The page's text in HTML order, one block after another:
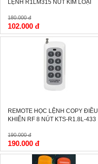
LỆNH R1LM315 NÚT KIM LOẠI
180.000 đ
102.000 đ
REMOTE HỌC LỆNH COPY ĐIỀU
KHIỂN RF 8 NÚT KTS-R1.8L-433
190.000 đ
190.000 đ